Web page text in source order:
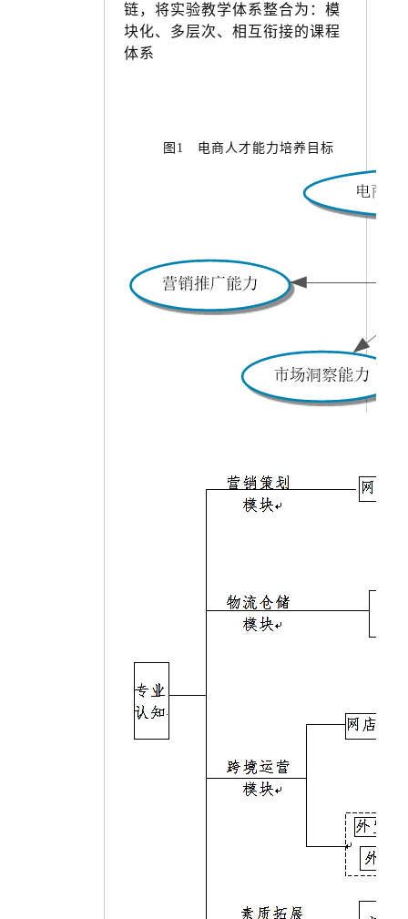
链，将实验教学体系整合为：模
块化、多层次、相互衔接的课程
体系
图 1 电商人才能力培养目标